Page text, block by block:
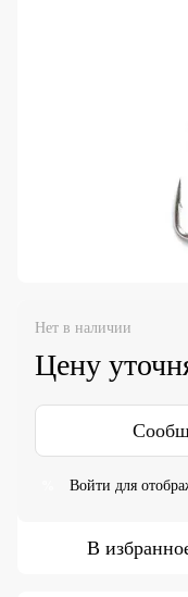
Нет в наличии
Цену
Войти для
В